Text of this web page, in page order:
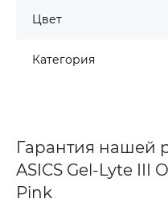
Цвет
Категория
Гарантия нашей
ASICS Gel-Lyte III
Pink